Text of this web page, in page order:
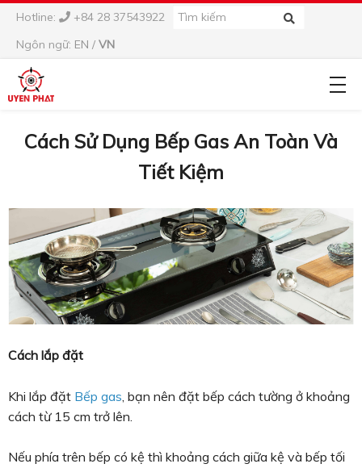
Hotline:
+84 28 37543922
Ngôn ngữ: EN / VN
Cách Sử Dụng Bếp Gas An Toàn Và
Tiết Kiệm
Cách lắp đặt
Khi lắp đặt Bếp gas , bạn nên đặt bếp cách tường ở khoảng
cách từ 15 cm trở lên.
Nếu phía trên bếp có kệ thì khoảng cách giữa kệ và bếp tối